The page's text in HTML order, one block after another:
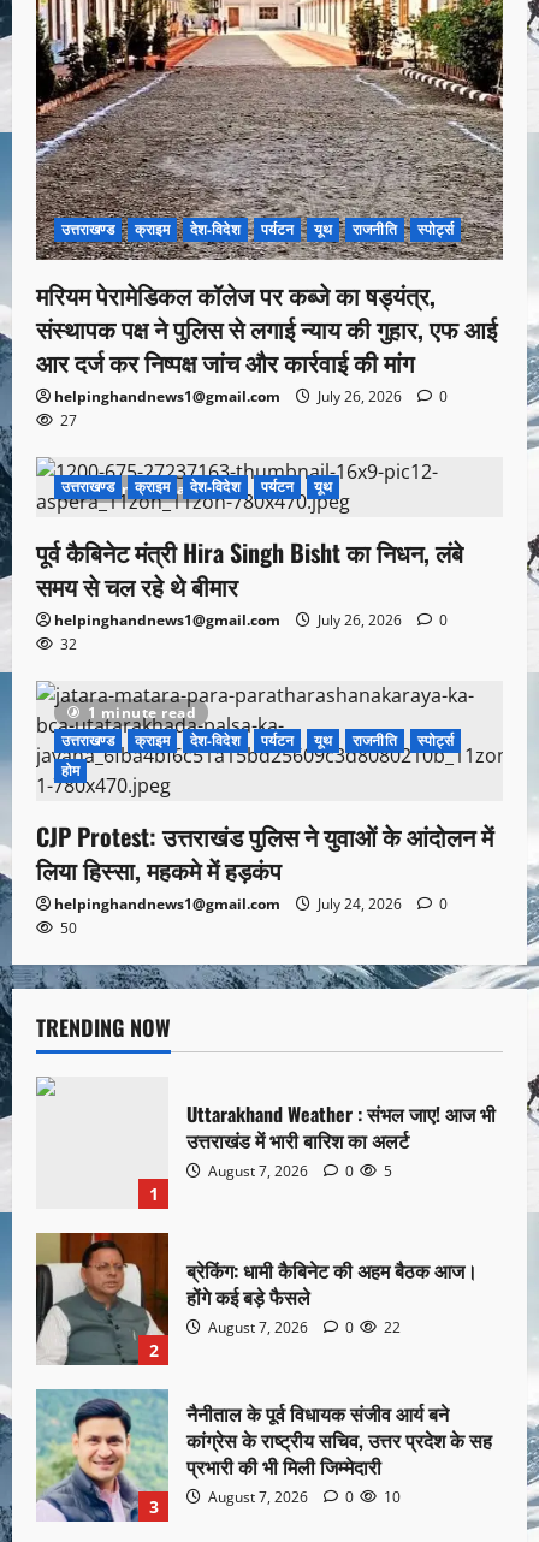
उत्तराखण्ड क्राइम देश-विदेश पर्यटन यूथ राजनीति स्पोर्ट्स
मरियम पेरामेडिकल कॉलेज पर कब्जे का षड्यंत्र,
संस्थापक पक्ष ने पुलिस से लगाई न्याय की गुहार, एफ आई
आर दर्ज कर निष्पक्ष जांच और कार्रवाई की मांग
helpinghandnews1@gmail.com July 26, 2026
0
27
1 minute read
उत्तराखण्ड क्राइम देश-विदेश पर्यटन यूथ
पूर्व कैबिनेट मंत्री Hira Singh Bisht का निधन, लंबे
समय से चल रहे थे बीमार
helpinghandnews1@gmail.com July 26, 2026
0
32
1 minute read
उत्तराखण्ड
क्राइम देश-विदेश पर्यटन यूथ राजनीति
स्पोर्ट्स
होम
CJP Protest: उत्तराखंड पुलिस ने युवाओं के आंदोलन में
लिया हिस्सा, महकमे में हड़कंप
helpinghandnews1@gmail.com July 24, 2026
0
50
TRENDING NOW
1
Uttarakhand Weather : संभल जाए! आज भी
उत्तराखंड में भारी बारिश का अलर्ट
August 7, 2026 0 5
2
ब्रेकिंग: धामी कैबिनेट की अहम बैठक आज।
होंगे कई बड़े फैसले
August 7, 2026 0 22
3
नैनीताल के पूर्व विधायक संजीव आर्य बने
कांग्रेस के राष्ट्रीय सचिव, उत्तर प्रदेश के सह
प्रभारी की भी मिली जिम्मेदारी
August 7, 2026 0 10